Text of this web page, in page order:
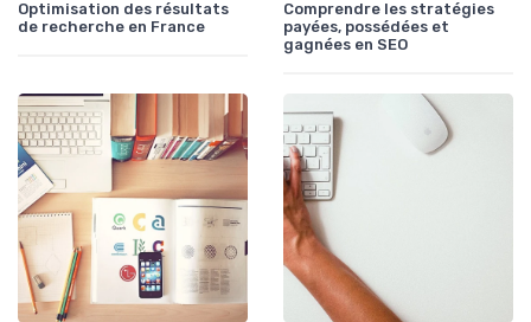
Optimisation des résultats
de recherche en France
Comprendre les stratégies
payées, possédées et
gagnées en SEO